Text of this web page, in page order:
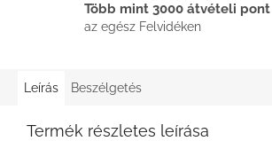
Több mint 3000 átvételi pont
az egész Felvidéken
Leírás Beszélgetés
Termék részletes leírása